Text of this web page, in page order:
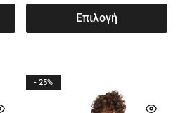
Επιλογή
- 25%